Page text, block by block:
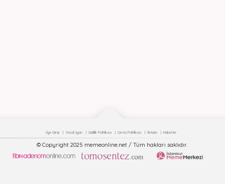
Üye Girişi Yasal Uyarı Gizlilik Politikası Çerez Politikası İletişim Haberler
© Copyright 2025 memeonline.net / Tüm hakları saklıdır.